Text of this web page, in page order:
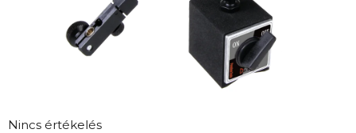
A
Nincs értékelés